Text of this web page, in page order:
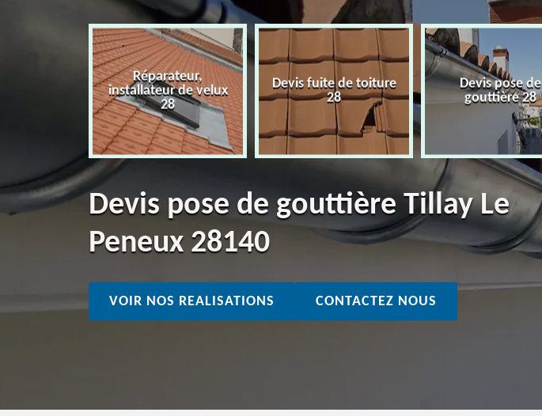
Réparateur,
installateur de velux
28
Devis fuite de toiture
28
Devis pose de
gouttière 28
Devis pose de gouttière Tillay Le
Peneux 28140
VOIR NOS REALISATIONS CONTACTEZ NOUS